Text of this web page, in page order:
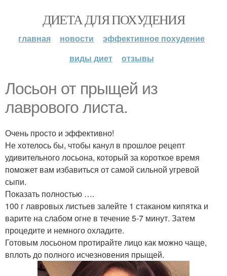
ДИЕТА ДЛЯ ПОХУДЕНИЯ
главная новости
эффективное похудение
виды диет
отзывы
Лосьон от прыщей из
лаврового листа.
Очень просто и эффективно!
Не хотелось бы, чтобы канул в прошлое рецепт
удивительного лосьона, который за короткое время
поможет вам избавиться от самой сильной угревой
сыпи.
Показать полностью ….
100 г лавровых листьев залейте 1 стаканом кипятка и
варите на слабом огне в течение 5-7 минут. Затем
процедите и немного охладите.
Готовым лосьоном протирайте лицо как можно чаще,
вплоть до полного исчезновения прыщей.